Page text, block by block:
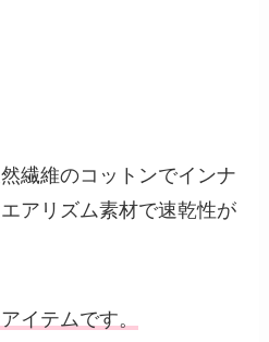
繊維のコットンでインナ
アリズム素材で速乾性が
イテムです。